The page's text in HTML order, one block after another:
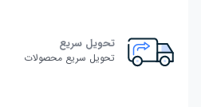
تحویل سریع
تحویل سریع محصولات